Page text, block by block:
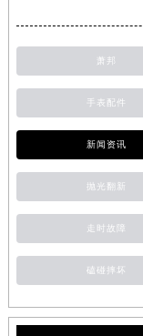
萧邦
手表配件
新闻资讯
抛光翻新
走时故障
磕碰摔坏